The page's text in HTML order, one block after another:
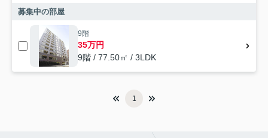
募集中の部屋
9階
35万円
9階 / 77.50㎡ / 3LDK
1